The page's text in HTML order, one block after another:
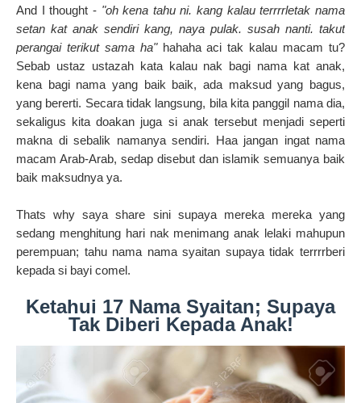
And I thought - "oh kena tahu ni. kang kalau terrrrletak nama
setan kat anak sendiri kang, naya pulak. susah nanti. takut
perangai terikut sama ha"hahaha aci tak kalau macam tu?
Sebab ustaz ustazah kata kalau nak bagi nama kat anak,
kena bagi nama yang baik baik, ada maksud yang bagus,
yang bererti. Secara tidak langsung, bila kita panggil nama dia,
sekaligus kita doakan juga si anak tersebut menjadi seperti
makna di sebalik namanya sendiri. Haa jangan ingat nama
macam Arab-Arab, sedap disebut dan islamik semuanya baik
baik maksudnya ya.
Thats why saya share sini supaya mereka mereka yang
sedang menghitung hari nak menimang anak lelaki mahupun
perempuan; tahu nama nama syaitan supaya tidak terrrrberi
kepada si bayi comel.
Ketahui 17 Nama Syaitan; Supaya
Tak Diberi Kepada Anak!